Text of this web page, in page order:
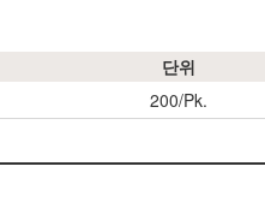
단위
200/Pk.